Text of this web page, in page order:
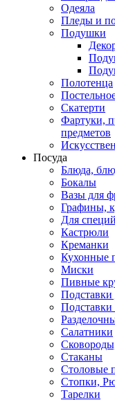
Одеяла
Пледы и
Подушки
Полотенца
Скатерти
Фартуки,
предметов
Посуда
Блюда,
Бокалы
Вазы для
Графины,
Для
Кастрюли
Креманки
Кухонные
Миски
Пивные
Подставки
Подставки
Салатники
Стаканы
Столовые
Стопки,
Тарелки